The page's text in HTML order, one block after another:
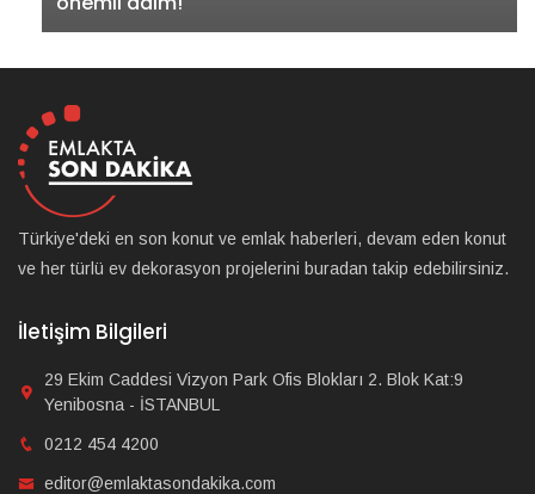
Türkiye'deki en son konut ve emlak haberleri, devam eden konut
ve her türlü ev dekorasyon projelerini buradan takip edebilirsiniz.
İletişim Bilgileri
29 Ekim Caddesi Vizyon Park Ofis Blokları 2. Blok Kat:9
Yenibosna - İSTANBUL
0212 454 4200
editor@emlaktasondakika.com